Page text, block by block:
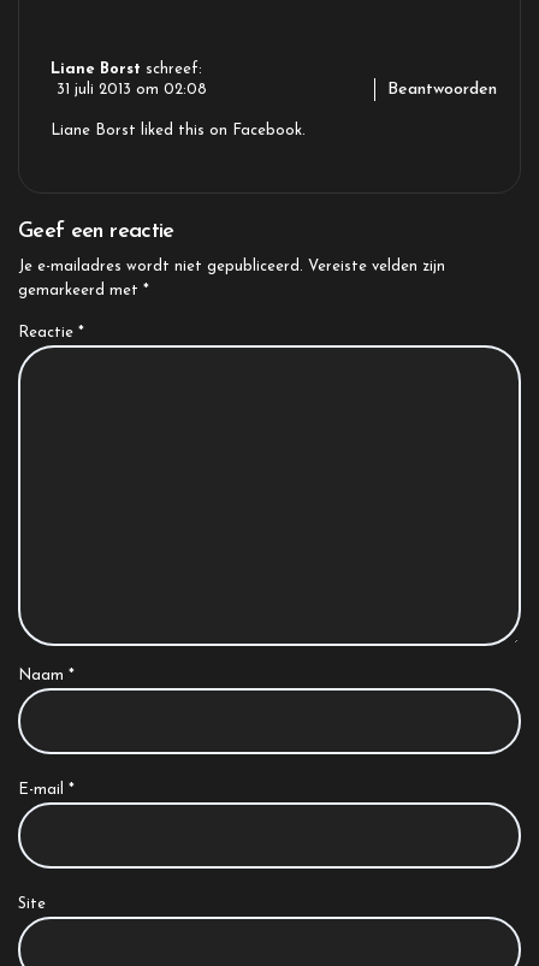
Liane Borst schreef:
31 juli 2013 om 02:08
Liane Borst liked this on Facebook.
Beantwoorden
Geef een reactie
Je e-mailadres wordt niet gepubliceerd. Vereiste velden zijn
gemarkeerd met *
Reactie *
Naam *
E-mail *
Site